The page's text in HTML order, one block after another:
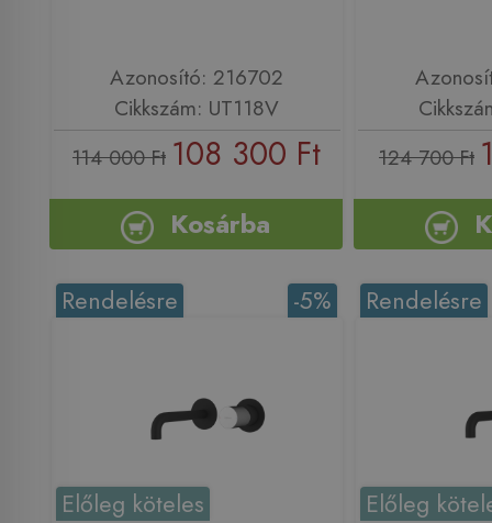
Azonosító: 216702
Cikkszám: UT118V
114 000 Ft 108 300 Ft
Kosárba
124 700 Ft
-5%
Rendelésre
Előleg köteles
Rendelésre
Előleg